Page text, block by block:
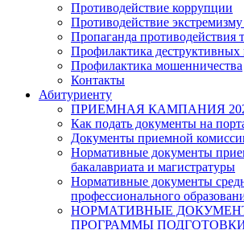
Противодействие коррупции
Противодействие
Пропаганда противодействия
Профилактика деструктивных
Профилактика мошенничества
Контакты
Абитуриенту
ПРИЕМНАЯ КАМПАНИЯ
Как подать документы на
Документы приемной
Нормативные документы
бакалавриата и магистратуры
Нормативные документы
профессионального
НОРМАТИВНЫЕ
ПРОГРАММЫ